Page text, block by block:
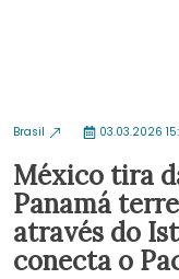
Brasil 03.03.2026
México tira
Panamá
através do
conecta o